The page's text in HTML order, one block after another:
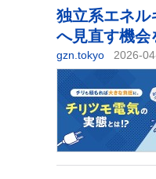
独立系エネ
へ見直す機
gzn.tokyo 2026-